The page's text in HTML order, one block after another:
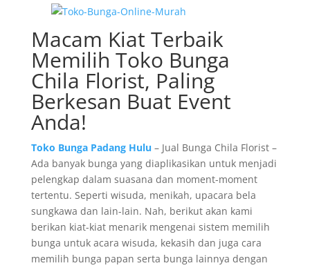
Macam Kiat Terbaik
Memilih Toko Bunga
Chila Florist, Paling
Berkesan Buat Event
Anda!
Toko Bunga Padang Hulu – Jual Bunga Chila Florist –
Ada banyak bunga yang diaplikasikan untuk menjadi
pelengkap dalam suasana dan moment-moment
tertentu. Seperti wisuda, menikah, upacara bela
sungkawa dan lain-lain. Nah, berikut akan kami
berikan kiat-kiat menarik mengenai sistem memilih
bunga untuk acara wisuda, kekasih dan juga cara
memilih bunga papan serta bunga lainnya dengan